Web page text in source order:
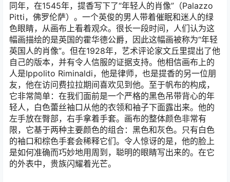
同年，在1545年，提香写下了“年轻人的肖像”（Palazzo
Pitti，佛罗伦萨）。一个英俊的男人带着催眠和迷人的绿
色眼睛，从画布上看着观众。很长一段时间，人们认为这
幅画描绘的是英国的霍华德公爵，因此这幅画被称为“年轻
英国人的肖像”。但在1928年，艺术评论家文丘里提出了他
自己的版本，并有令人信服的证据支持。他相信画布上的
人是Ippolito Riminaldi，他是律师，也是提香的另一位朋
友，他在访问费拉拉期间喜欢见到他。至于帆布的构成，
它非常简单：在我们面前是一个严格的黑色吊带背心的年
轻人，白色蕾丝袖口从他的衣领和袖子下面露出来。他的
左手放在臀部，右手拿着手套。画布的整体颜色非常有
限，它基于两种主要颜色的组合：黑色和灰色。只有白色
的袖口和棕色手套会稀释它们。令人惊讶的是，他的脸上
是如何准确而巧妙地用周到，聪明的眼睛写出来的。在它
的外表中，贵族闪耀着光芒。